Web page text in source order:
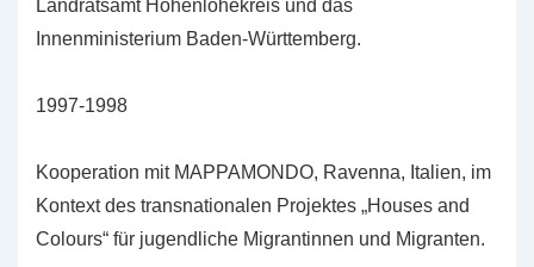
Landratsamt Hohenlohekreis und das
Innenministerium Baden-Württemberg.
1997-1998
Kooperation mit MAPPAMONDO, Ravenna, Italien, im
Kontext des transnationalen Projektes „Houses and
Colours“ für jugendliche Migrantinnen und Migranten.